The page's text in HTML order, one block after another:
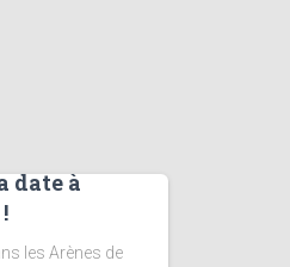
date à
les Arènes de